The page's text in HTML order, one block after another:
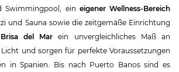
Swimmingpool, ein eigener Wellness-Bereich
und Sauna sowie die zeitgemäße Einrichtung
del Mar ein unvergleichliches Maß an
und sorgen für perfekte Voraussetzungen
in Spanien. Bis nach Puerto Banos sind es